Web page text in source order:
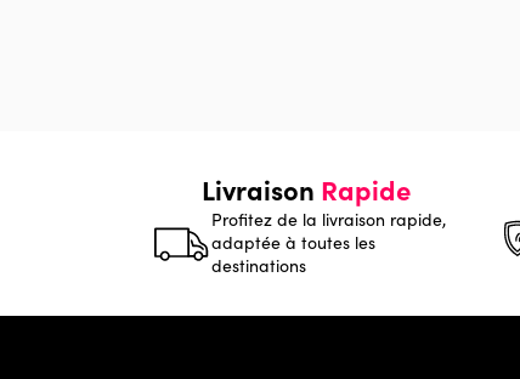
Livraison Rapide
Profitez de la livraison rapide,
adaptée à toutes les
destinations